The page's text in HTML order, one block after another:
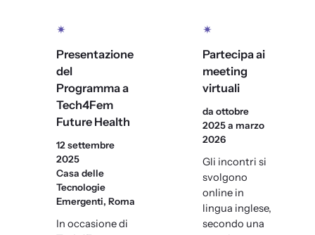
✴
Presentazione
del
Programma a
Tech4Fem
Future Health
12 settembre
2025
Casa delle
Tecnologie
Emergenti, Roma
In occasione di
✴
Partecipa ai
meeting
virtuali
da ottobre
2025 a marzo
2026
Gli incontri si
svolgono
online in
lingua inglese,
secondo una